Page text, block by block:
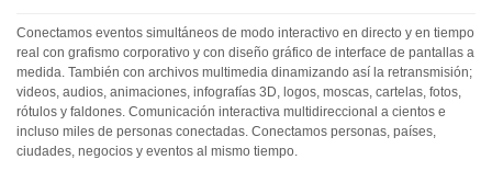
Conectamos eventos simultáneos de modo interactivo en directo y en tiempo
real con grafismo corporativo y con diseño gráfico de interface de pantallas a
medida. También con archivos multimedia dinamizando así la retransmisión;
videos, audios, animaciones, infografías 3D, logos, moscas, cartelas, fotos,
rótulos y faldones. Comunicación interactiva multidireccional a cientos e
incluso miles de personas conectadas. Conectamos personas, países,
ciudades, negocios y eventos al mismo tiempo.